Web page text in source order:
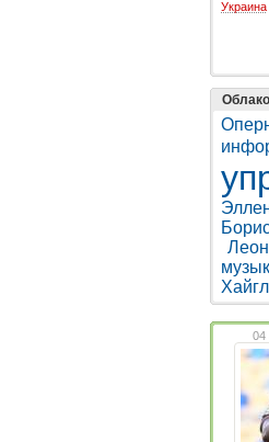
Украина
Хайгл
04